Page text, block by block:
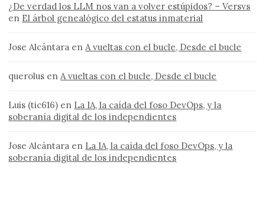
¿De verdad los LLM nos van a volver estúpidos? – Versvs
en El árbol genealógico del estatus inmaterial
Jose Alcántara enA vueltas con el bucle, Desde el bucle
querolus enA vueltas con el bucle, Desde el bucle
Luis (tic616) en La IA, la caída del foso DevOps, y la
soberanía digital de los independientes
Jose Alcántara en La IA, la caída del foso DevOps, y la
soberanía digital de los independientes